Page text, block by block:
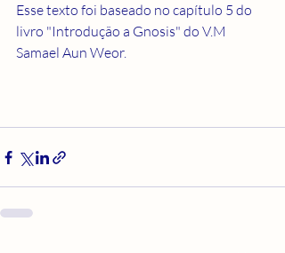
Esse texto foi baseado no capítulo 5 do
livro "Introdução a Gnosis" do V.M
Samael Aun Weor.